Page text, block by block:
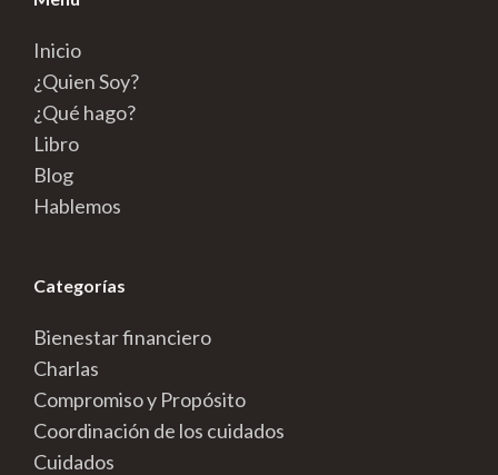
Inicio
¿Quien Soy?
¿Qué hago?
Libro
Blog
Hablemos
Categorías
Bienestar financiero
Charlas
Compromiso y Propósito
Coordinación de los cuidados
Cuidados